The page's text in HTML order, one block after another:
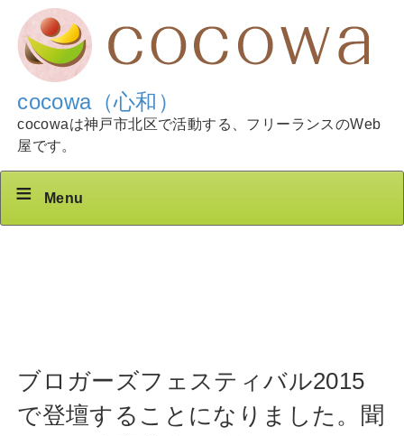
cocowa（心和）
cocowaは神戸市北区で活動する、フリーランスのWeb
屋です。
Menu
ブロガーズフェスティバル2015
で登壇することになりました。聞